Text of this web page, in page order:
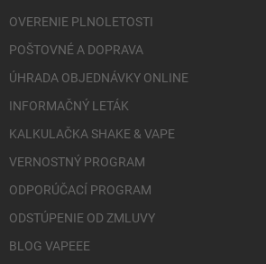
OVERENIE PLNOLETOSTI
POŠTOVNÉ A DOPRAVA
ÚHRADA OBJEDNÁVKY ONLINE
INFORMAČNÝ LETÁK
KALKULAČKA SHAKE & VAPE
VERNOSTNÝ PROGRAM
ODPORÚČACÍ PROGRAM
ODSTÚPENIE OD ZMLUVY
BLOG VAPEEE